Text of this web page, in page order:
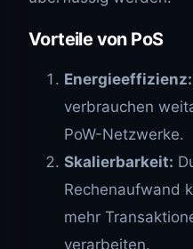
Vorteile von PoS
Energieeffizienz:
verbrauchen
PoW-Netzwerke.
Skalierbarkeit:
Rechenaufwand
mehr
verarbeiten.